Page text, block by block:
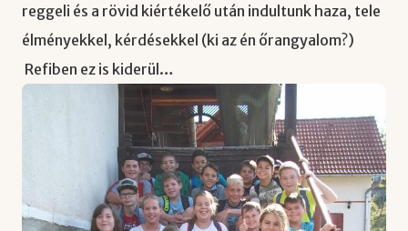
reggeli és a rövid kiértékelő után indultunk haza, tele
élményekkel, kérdésekkel (ki az én őrangyalom?)
Refiben ez is kiderül…